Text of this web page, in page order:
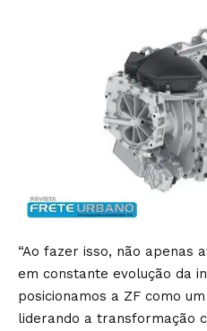
“Ao fazer isso, não apenas
em constante evolução da
posicionamos a ZF como
liderando a transformação